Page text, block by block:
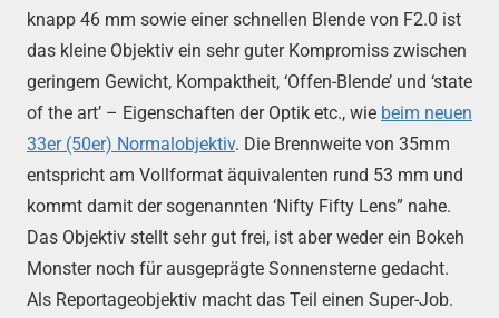
knapp 46 mm sowie einer schnellen Blende von F2.0 ist
das kleine Objektiv ein sehr guter Kompromiss zwischen
geringem Gewicht, Kompaktheit, ‘Offen-Blende’ und ‘state
of the art’ – Eigenschaften der Optik etc., wie beim neuen
33er (50er) Normalobjektiv. Die Brennweite von 35mm
entspricht am Vollformat äquivalenten rund 53 mm und
kommt damit der sogenannten ‘Nifty Fifty Lens” nahe.
Das Objektiv stellt sehr gut frei, ist aber weder ein Bokeh
Monster noch für ausgeprägte Sonnensterne gedacht.
Als Reportageobjektiv macht das Teil einen Super-Job.